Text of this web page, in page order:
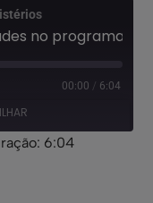
00:00 / 6:04
6:04